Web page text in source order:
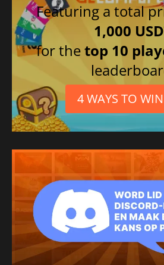
Featuring a total
1,000
for thetop 10
4 WAYS TO